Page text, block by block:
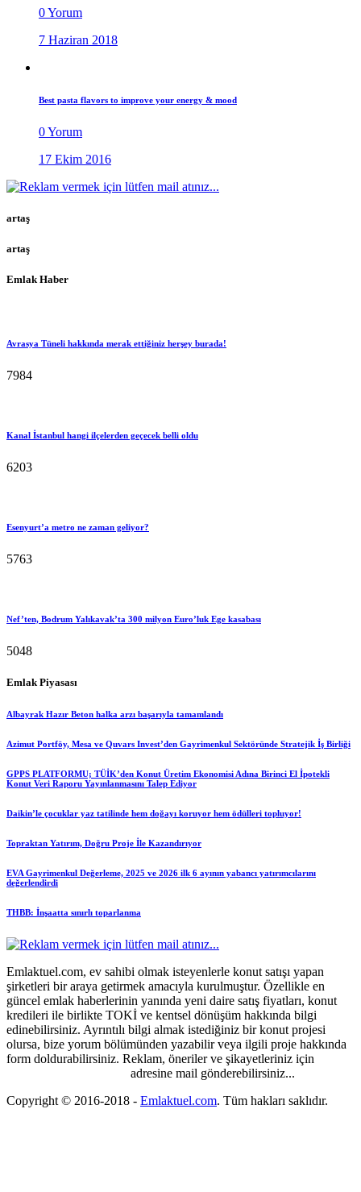
0 Yorum
7 Haziran 2018
Best pasta flavors to improve your energy & mood
0 Yorum
17 Ekim 2016
artaş
artaş
Emlak Haber
Avrasya Tüneli hakkında merak ettiğiniz herşey burada!
7984
Kanal İstanbul hangi ilçelerden geçecek belli oldu
6203
Esenyurt’a metro ne zaman geliyor?
5763
Nef’ten, Bodrum Yalıkavak’ta 300 milyon Euro’luk Ege kasabası
5048
Emlak Piyasası
Albayrak Hazır Beton halka arzı başarıyla tamamlandı
Azimut Portföy, Mesa ve Quvars Invest’den Gayrimenkul Sektöründe Stratejik İş Birliği
GPPS PLATFORMU; TÜİK’den Konut Üretim Ekonomisi Adına Birinci El İpotekli
Konut Veri Raporu Yayınlanmasını Talep Ediyor
Daikin’le çocuklar yaz tatilinde hem doğayı koruyor hem ödülleri topluyor!
Topraktan Yatırım, Doğru Proje İle Kazandırıyor
EVA Gayrimenkul Değerleme, 2025 ve 2026 ilk 6 ayının yabancı yatırımcılarını
değerlendirdi
THBB: İnşaatta sınırlı toparlanma
Emlaktuel.com, ev sahibi olmak isteyenlerle konut satışı yapan
şirketleri bir araya getirmek amacıyla kurulmuştur. Özellikle en
güncel emlak haberlerinin yanında yeni daire satış fiyatları, konut
kredileri ile birlikte TOKİ ve kentsel dönüşüm hakkında bilgi
edinebilirsiniz. Ayrıntılı bilgi almak istediğiniz bir konut projesi
olursa, bize yorum bölümünden yazabilir veya ilgili proje hakkında
form doldurabilirsiniz. Reklam, öneriler ve şikayetleriniz için
adresine mail gönderebilirsiniz...
Copyright © 2016-2018 - Emlaktuel.com. Tüm hakları saklıdır.